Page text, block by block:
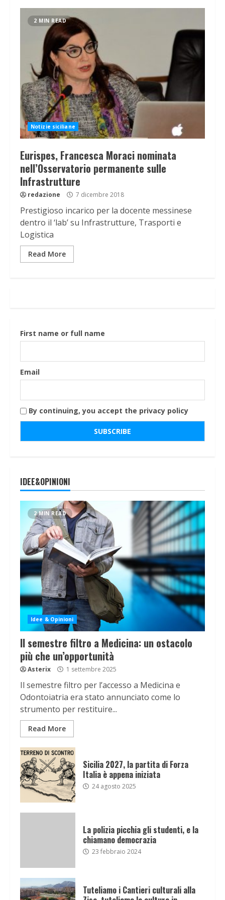
2 MIN READ
Notizie siciliane
Eurispes, Francesca Moraci nominata
nell’Osservatorio permanente sulle
Infrastrutture
redazione 7 dicembre 2018
Prestigioso incarico per la docente messinese
dentro il ‘lab’ su Infrastrutture, Trasporti e
Logistica
Read More
First name or full name
Email
By continuing, you accept the privacy policy
IDEE&OPINIONI
2 MIN READ
Idee & Opinioni
Il semestre filtro a Medicina: un ostacolo
più che un’opportunità
Asterix 1 settembre 2025
Il semestre filtro per l’accesso a Medicina e
Odontoiatria era stato annunciato come lo
strumento per restituire...
Read More
Sicilia 2027, la partita di Forza
Italia è appena iniziata
24 agosto 2025
La polizia picchia gli studenti, e la
chiamano democrazia
23 febbraio 2024
Tuteliamo i Cantieri culturali alla